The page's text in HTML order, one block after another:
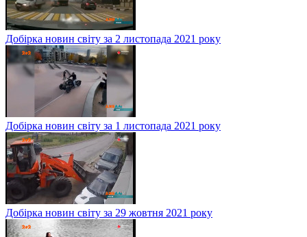
Добірка новин світу за 2 листопада 2021 року
Добірка новин світу за 1 листопада 2021 року
Добірка новин світу за 29 жовтня 2021 року